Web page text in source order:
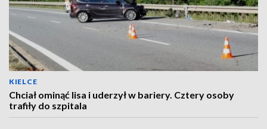
KIELCE
Chciał ominąć lisa i uderzył w bariery. Cztery osoby
trafiły do szpitala